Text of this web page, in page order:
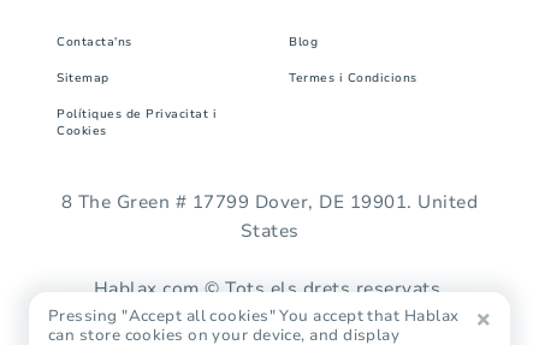
Contacta'ns Blog
Sitemap Termes i Condicions
Polítiques de Privacitat i
Cookies
8 The Green # 17799 Dover, DE 19901. United
States
Hablax.com © Tots els drets reservats.
Pressing "Accept all cookies" You accept that Hablax
can store cookies on your device, and display